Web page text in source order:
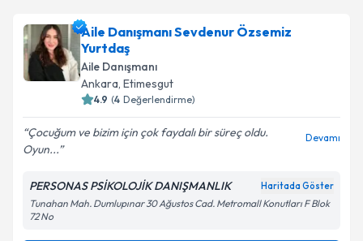
Aile Danışmanı Sevdenur Özsemiz
Yurtdaş
Aile Danışmanı
Ankara, Etimesgut
4.9 (4 Değerlendirme)
Çocuğum ve bizim için çok faydalı bir süreç oldu.
Oyun...
Devamı
PERSONAS PSİKOLOJİK DANIŞMANLIK Haritada Göster
Tunahan Mah. Dumlupınar 30 Ağustos Cad. Metromall Konutları F Blok
72 No